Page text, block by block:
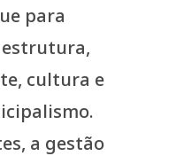
para
cultura e
a gestão